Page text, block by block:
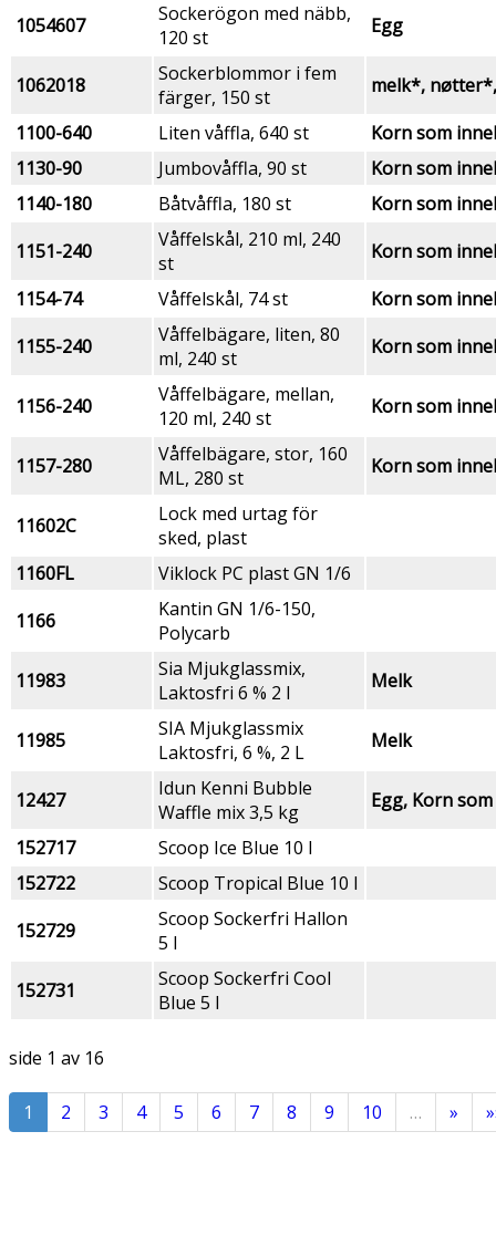
1054607
Sockerögon med näbb,
120 st
Egg
1062018
Sockerblommor i fem
färger, 150 st
melk*,
1100-640
Liten våffla, 640 st
Korn som
1130-90
Jumbovåffla, 90 st
Korn som
1140-180
Båtvåffla, 180 st
Korn som
1151-240
Våffelskål, 210 ml, 240
st
Korn som
1154-74
Våffelskål, 74 st
Korn som
1155-240
Våffelbägare, liten, 80
ml, 240 st
Korn som
1156-240
Våffelbägare, mellan,
120 ml, 240 st
Korn som
1157-280
Våffelbägare, stor, 160
ML, 280 st
Korn som
11602C
Lock med urtag för
sked, plast
1160FL
Viklock PC plast GN 1/6
1166
Kantin GN 1/6-150,
Polycarb
11983
Sia Mjukglassmix,
Laktosfri 6 % 2 l
Melk
11985
SIA Mjukglassmix
Laktosfri, 6 %, 2 L
Melk
12427
Idun Kenni Bubble
Waffle mix 3,5 kg
Egg, Korn
152717
Scoop Ice Blue 10 l
152722
Scoop Tropical Blue 10 l
152729
Scoop Sockerfri Hallon
5 l
152731
Scoop Sockerfri Cool
Blue 5 l
side 1 av 16
1 2 3 4 5 6 7 8 9 10 … »